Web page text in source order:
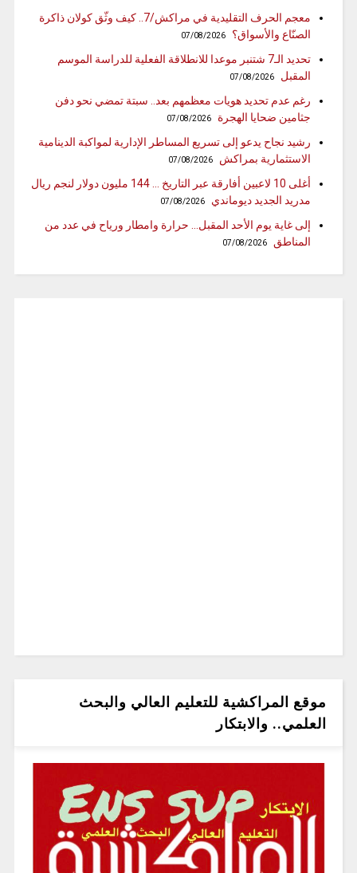
معجم الحرف التقليدية في مراكش/7.. كيف وثّق كولان ذاكرة
الصنّاع والأسواق؟
07/08/2026
تحديد الـ7 شتنبر موعدا للانطلاقة الفعلية للدراسة الموسم
المقبل
07/08/2026
رغم عدم تحديد هويات معظمهم بعد.. سبتة تمضي نحو دفن
جثامين ضحايا الهجرة
07/08/2026
رشيد نجاح يدعو إلى تسريع المساطر الإدارية لمواكبة الدينامية
الاستثمارية بمراكش
07/08/2026
أغلى 10 لاعبين أفارقة عبر التاريخ … 144 مليون دولار لنجم ريال
مدريد الجديد ديوماندي
07/08/2026
إلى غاية يوم الأحد المقبل… حرارة وامطار ورياح في عدد من
المناطق
07/08/2026
موقع المراكشية للتعليم العالي والبحث
العلمي.. والابتكار